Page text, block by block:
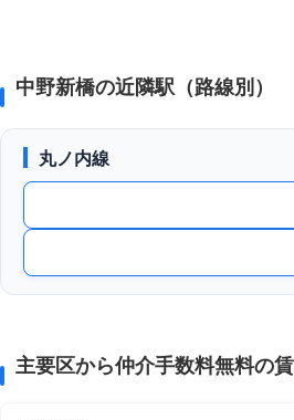
中野新橋の近隣駅（路線別）
丸ノ内線
主要区から仲介手数料無料の